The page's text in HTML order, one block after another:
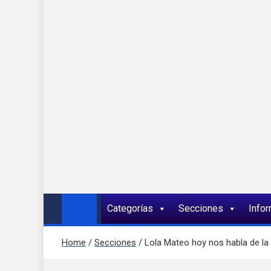
Categorías Secciones
Home Secciones Lola Mateo hoy nos habla de